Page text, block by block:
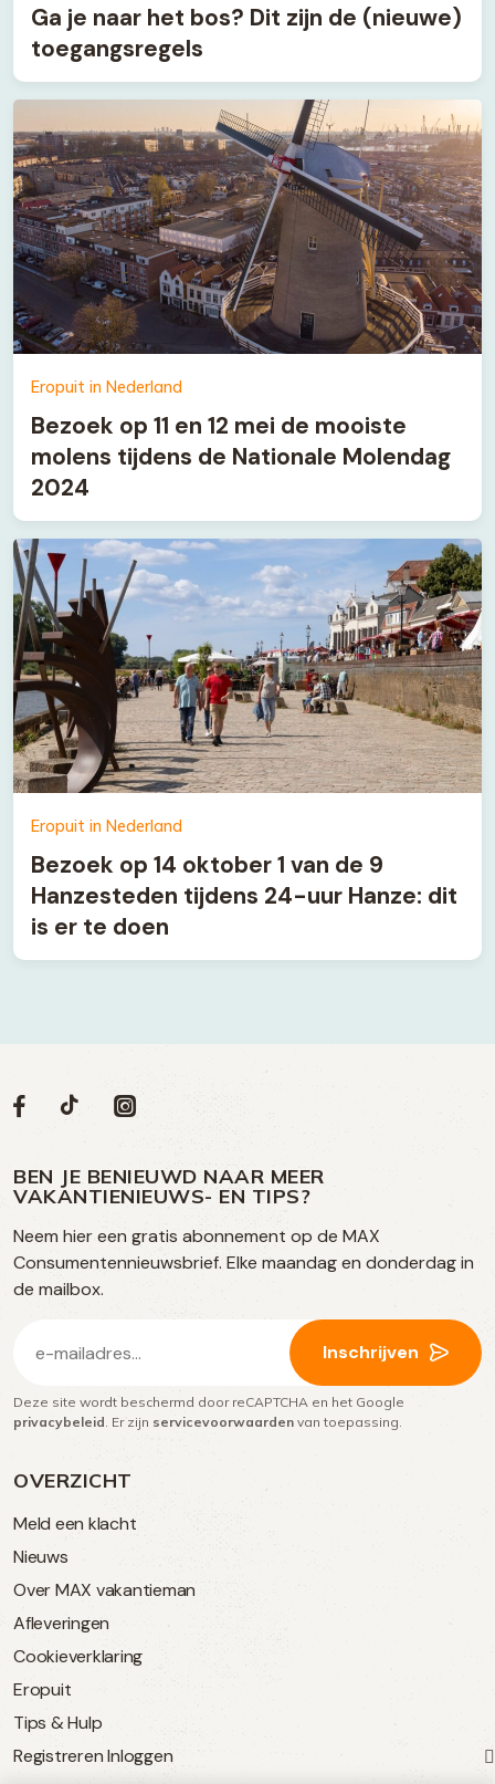
Ga je naar het bos? Dit zijn de (nieuwe)
toegangsregels
Eropuit in Nederland
Bezoek op 11 en 12 mei de mooiste
molens tijdens de Nationale Molendag
2024
Eropuit in Nederland
Bezoek op 14 oktober 1 van de 9
Hanzesteden tijdens 24-uur Hanze: dit
is er te doen
OVERZICHT
Meld een klacht
Nieuws
Over MAX vakantieman
Afleveringen
Cookieverklaring
Eropuit
Tips & Hulp
Registreren Inloggen
Volg
op
social
media
Social
Volg
op
Facebook
Volg
op
TikTok
Volg
op
Instagram
BEN JE BENIEUWD NAAR MEER
VAKANTIENIEUWS- EN TIPS?
Neem hier een gratis abonnement op de MAX
Consumentennieuwsbrief. Elke maandag en donderdag in
de mailbox.
mailadres
(Vereist)
Inschrijven
Deze site wordt beschermd door reCAPTCHA en het Google
privacybeleid . Er zijn servicevoorwaarden van toepassing.